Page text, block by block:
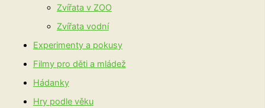
Zvířata v ZOO
Zvířata vodní
Experimenty a pokusy
Filmy pro děti a mládež
Hádanky
Hry podle věku